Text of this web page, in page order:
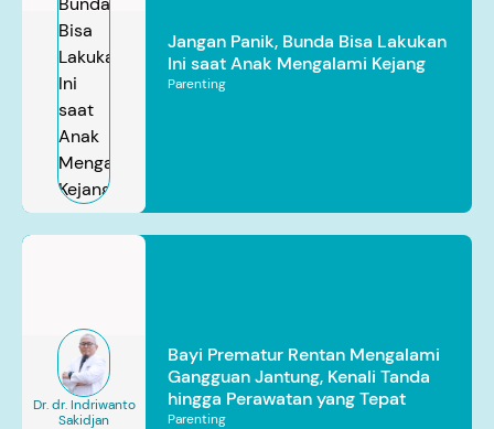
Jangan Panik, Bunda Bisa Lakukan
Ini saat Anak Mengalami Kejang
Parenting
Dr. dr. Indriwanto
Sakidjan
Bayi Prematur Rentan Mengalami
Gangguan Jantung, Kenali Tanda
hingga Perawatan yang Tepat
Parenting